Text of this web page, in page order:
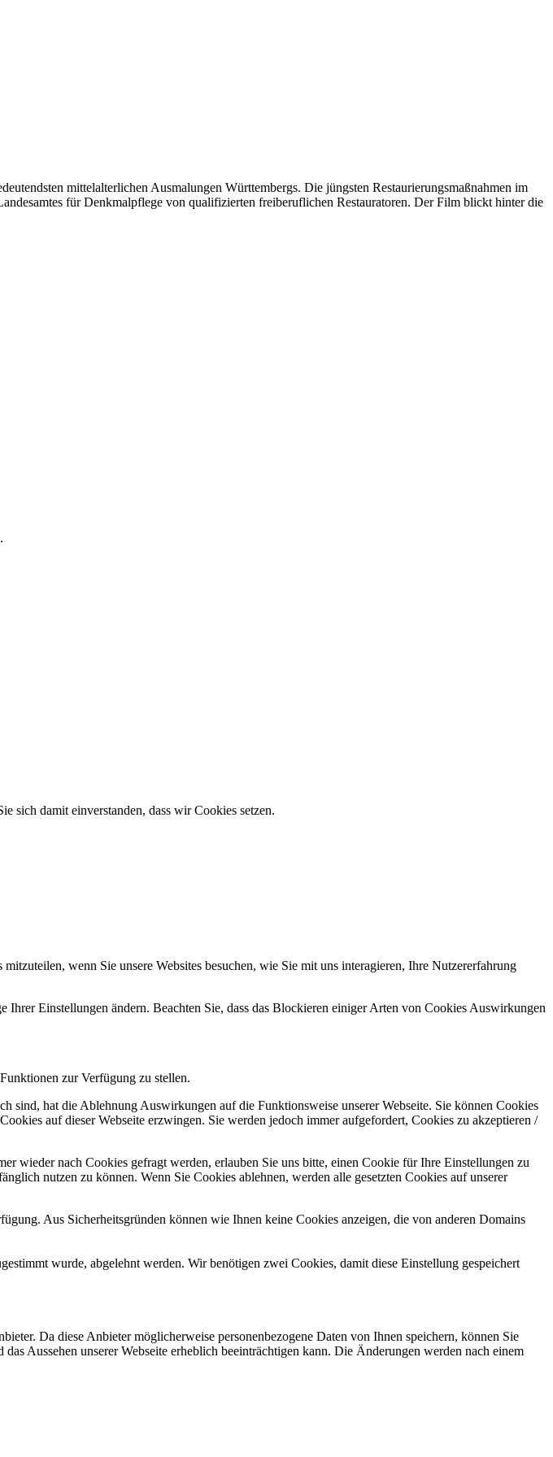
mittelalterlichen Ausmalungen Württembergs. Die jüngsten Restaurierungsmaßnahmen im
für Denkmalpflege von qualifizierten freiberuflichen Restauratoren. Der Film blickt hinter die
sich damit einverstanden, dass wir Cookies setzen.
wenn Sie unsere Websites besuchen, wie Sie mit uns interagieren, Ihre Nutzererfahrung
Einstellungen ändern. Beachten Sie, dass das Blockieren einiger Arten von Cookies Auswirkungen
zur Verfügung zu stellen.
sind, hat die Ablehnung Auswirkungen auf die Funktionsweise unserer Webseite. Sie können Cookies
auf dieser Webseite erzwingen. Sie werden jedoch immer aufgefordert, Cookies zu akzeptieren /
wieder nach Cookies gefragt werden, erlauben Sie uns bitte, einen Cookie für Ihre Einstellungen zu
nutzen zu können. Wenn Sie Cookies ablehnen, werden alle gesetzten Cookies auf unserer
Aus Sicherheitsgründen können wie Ihnen keine Cookies anzeigen, die von anderen Domains
wurde, abgelehnt werden. Wir benötigen zwei Cookies, damit diese Einstellung gespeichert
Da diese Anbieter möglicherweise personenbezogene Daten von Ihnen speichern, können Sie
Aussehen unserer Webseite erheblich beeinträchtigen kann. Die Änderungen werden nach einem